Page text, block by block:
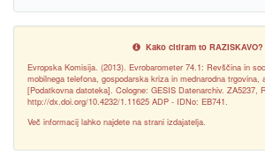
Kako citiram to RAZISKAVO?
Evropska Komisija. (2013). Evrobarometer 74.1: Revščina in
mobilnega telefona, gospodarska kriza in mednarodna trgovina,
[Podatkovna datoteka]. Cologne: GESIS Datenarchiv. ZA5237,
http://dx.doi.org/10.4232/1.11625 ADP - IDNo: EB741.
Več informacij lahko najdete na strani izdajatelja.